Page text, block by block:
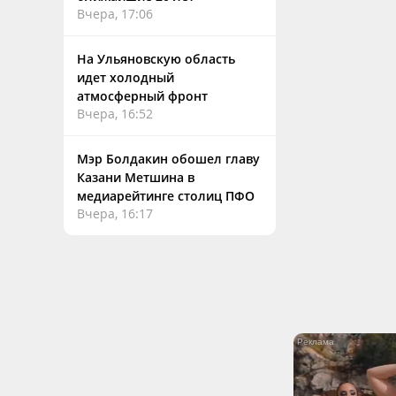
Вчера, 17:06
На Ульяновскую область
идет холодный
атмосферный фронт
Вчера, 16:52
Мэр Болдакин обошел главу
Казани Метшина в
медиарейтинге столиц ПФО
Вчера, 16:17